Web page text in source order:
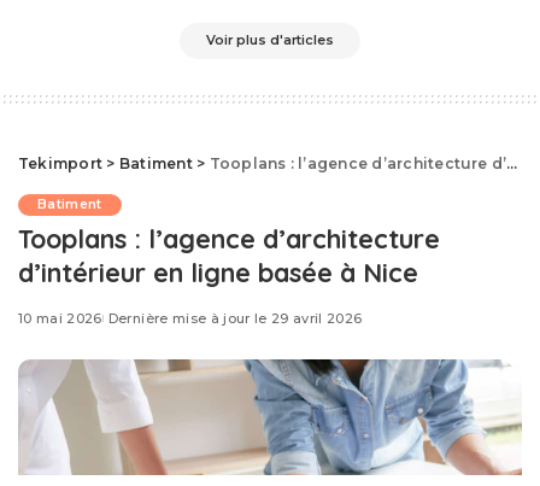
Voir plus d'articles
Tekimport > Batiment> Tooplans : l’agence d’architecture d’intérieur en ligne basée à Nice
Batiment
Tooplans : l’agence d’architecture
d’intérieur en ligne basée à Nice
10 mai 2026 Dernière mise à jour le 29 avril 2026